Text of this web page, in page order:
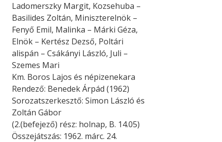
Ladomerszky Margit, Kozsehuba –
Basilides Zoltán, Miniszterelnök –
Fenyő Emil, Malinka – Márki Géza,
Elnök – Kertész Dezső, Poltári
alispán – Csákányi László, Juli –
Szemes Mari
Km. Boros Lajos és népizenekara
Rendező: Benedek Árpád (1962)
Sorozatszerkesztő: Simon László és
Zoltán Gábor
(2.(befejező) rész: holnap, B. 14.05)
Összejátszás: 1962. márc. 24.